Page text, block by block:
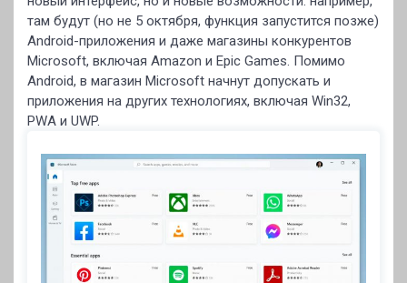
там будут (но не 5 октября, функция запустится позже)
Android-приложения и даже магазины конкурентов
Microsoft, включая Amazon и Epic Games. Помимо
Android, в магазин Microsoft начнут допускать и
приложения на других технологиях, включая Win32,
PWA и UWP.